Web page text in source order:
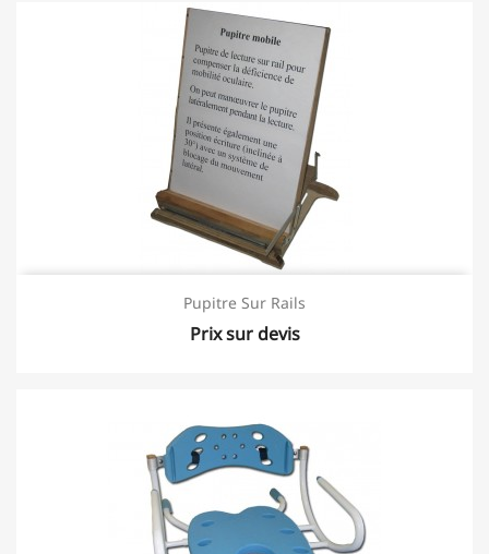
Pupitre Sur Rails
Prix sur devis